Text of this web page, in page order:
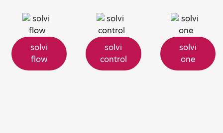
solvi
flow
solvi
control
solvi
one